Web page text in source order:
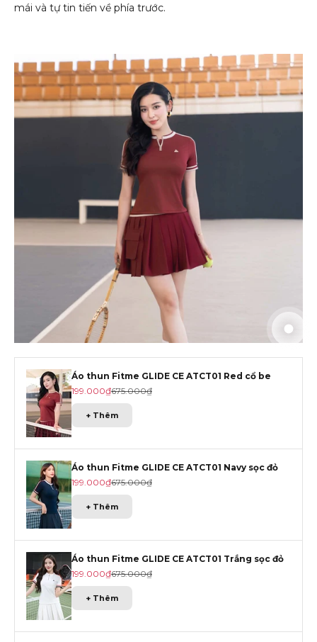
mái và tự tin tiến về phía trước.
Đến
Đến
Đến
Đến
Áo thun Fitme GLIDE CE ATCT01 Red cổ be
Giá khuyến mãi
199.000₫Giá gốc
675.000₫
+ Thêm
Áo thun Fitme GLIDE CE ATCT01 Navy sọc đỏ
Giá khuyến mãi
199.000₫Giá gốc
675.000₫
+ Thêm
Áo thun Fitme GLIDE CE ATCT01 Trắng sọc đỏ
Giá khuyến mãi
199.000₫Giá gốc
675.000₫
+ Thêm